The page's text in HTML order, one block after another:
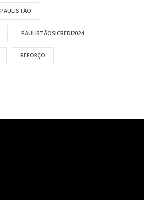
PAULISTÃO
PAULISTÃOSICREDI2024
REFORÇO